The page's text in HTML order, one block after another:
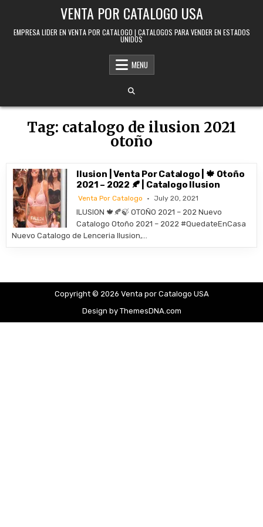
VENTA POR CATALOGO USA
EMPRESA LIDER EN VENTA POR CATALOGO | CATALOGOS PARA VENDER EN ESTADOS
UNIDOS
MENU
Tag: catalogo de ilusion 2021
otoño
Ilusion | Venta Por Catalogo | 🍁 Otoño
2021 – 2022 🍂 | Catalogo Ilusion
Venta Por Catalogo July 20, 2021
ILUSION 🍁🍂🍃 OTOÑO 2021 – 202 Nuevo
Catalogo Otoño 2021 – 2022 #QuedateEnCasa
Nuevo Catalogo de Lenceria Ilusion,…
Copyright © 2026 Venta por Catalogo USA
Design by ThemesDNA.com